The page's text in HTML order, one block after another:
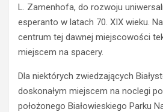
L. Zamenhofa, do rozwoju
esperanto w latach 70. XIX wieku.
centrum tej dawnej miejscowości
miejscem na spacery.
Dla niektórych zwiedzających
doskonałym miejscem na noclegi
położonego Białowieskiego Parku